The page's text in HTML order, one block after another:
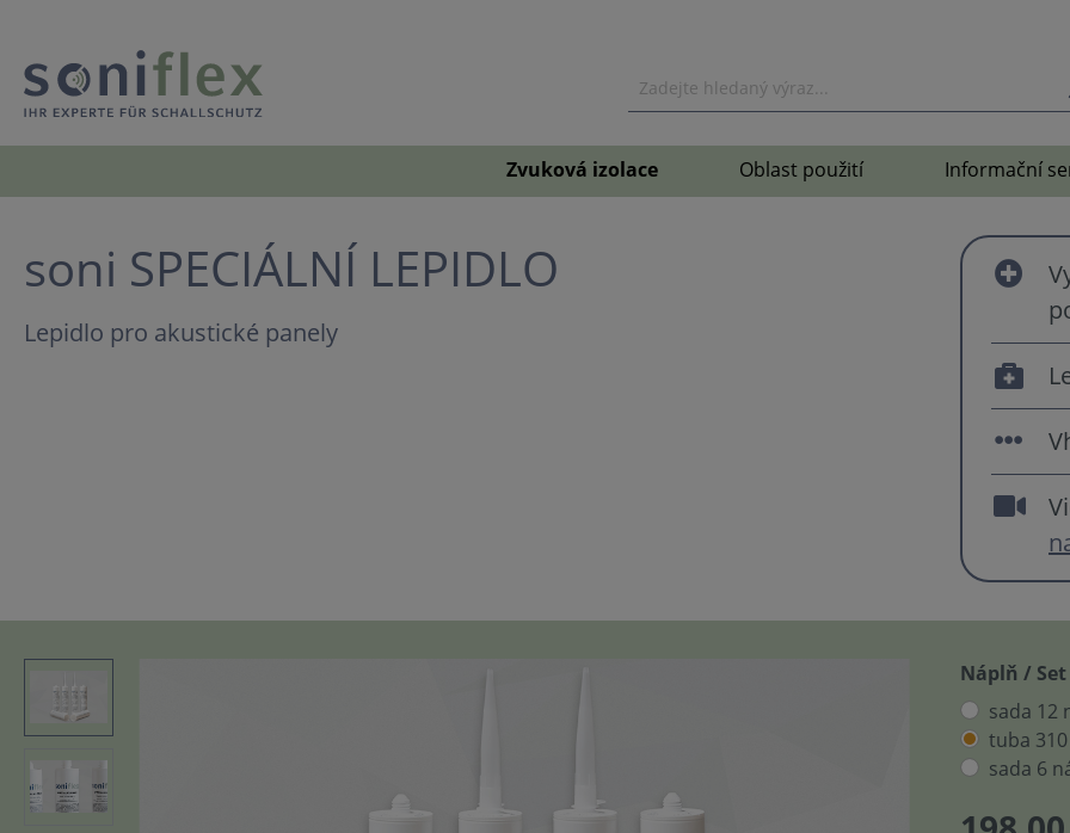
Zvuková izolace Oblast použití Informační
soni SPECIÁLNÍ LEPIDLO
Lepidlo pro akustické panely
Náplň /
sada 12
tuba
sada 6